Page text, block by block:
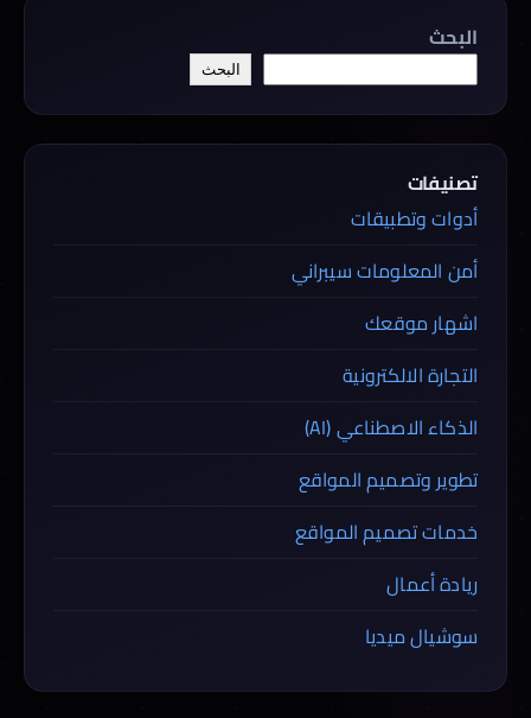
البحث
البحث
تصنيفات
أدوات وتطبيقات
أمن المعلومات سيبراني
اشهار موقعك
التجارة الالكترونية
الذكاء الاصطناعي (AI)
تطوير وتصميم المواقع
خدمات تصميم المواقع
ريادة أعمال
سوشيال ميديا